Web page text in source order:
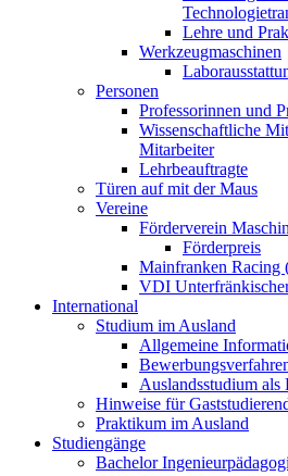
Lehre und
Werkzeugmaschinen
Personen
Professorinnen und
Wissenschaftliche
Mitarbeiter
Lehrbeauftragte
Türen auf mit der Maus
Vereine
Förderverein
Förderpreis
Mainfranken Racing
VDI
International
Studium im Ausland
Allgemeine
Auslandsstudium als
Hinweise für
Praktikum im Ausland
Studiengänge
Bachelor